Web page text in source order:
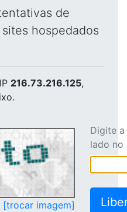
de
hospedados
216.73.216.125,
[trocar imagem]
Digite
lado no